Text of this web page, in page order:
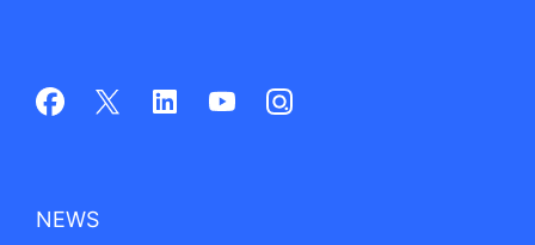
NEWS